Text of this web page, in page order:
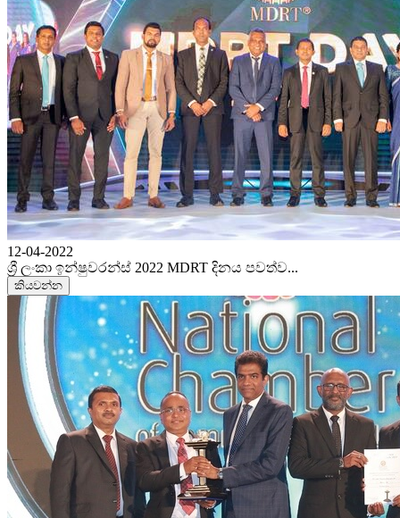
12-04-2022
ශ්‍රී ලංකා ඉන්ෂුවරන්ස් 2022 MDRT දිනය පවත්ව...
කියවන්න